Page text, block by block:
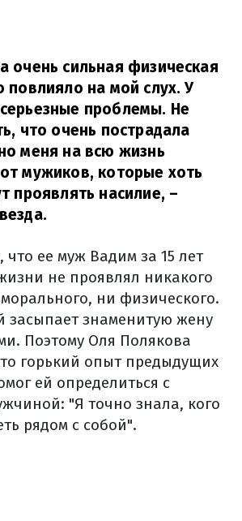
очень сильная физическая
повлияло на мой слух. У
проблемы. Не
что очень пострадала
меня на всю жизнь
мужиков, которые хоть
проявлять насилие, –
что ее муж Вадим за 15 лет
не проявлял никакого
ни физического.
засыпает знаменитую жену
Поэтому Оля Полякова
горький опыт предыдущих
ей определиться с
"Я точно знала, кого
рядом с собой".